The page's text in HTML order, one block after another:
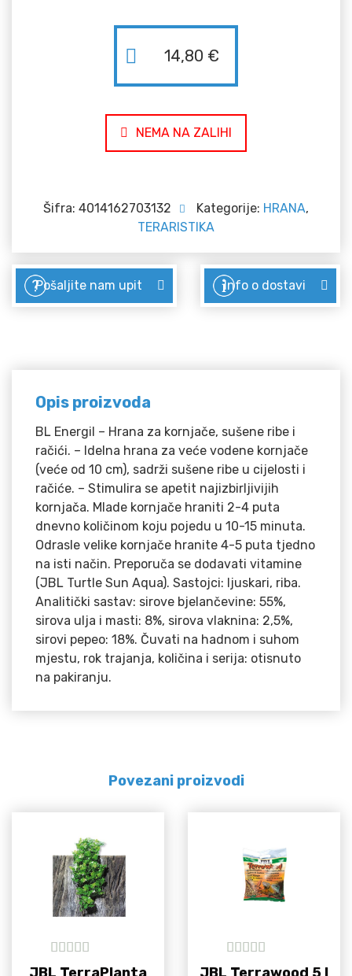
14,80 €
NEMA NA ZALIHI
Šifra: 4014162703132 Kategorije: HRANA,
TERARISTIKA
Pošaljite nam upit Info o dostavi
Opis proizvoda
BL Energil – Hrana za kornjače, sušene ribe i
račići. – Idelna hrana za veće vodene kornjače
(veće od 10 cm), sadrži sušene ribe u cijelosti i
račiće. – Stimulira se apetit najizbirljivijih
kornjača. Mlade kornjače hraniti 2-4 puta
dnevno količinom koju pojedu u 10-15 minuta.
Odrasle velike kornjače hranite 4-5 puta tjedno
na isti način. Preporuča se dodavati vitamine
(JBL Turtle Sun Aqua). Sastojci: ljuskari, riba.
Analitički sastav: sirove bjelančevine: 55%,
sirova ulja i masti: 8%, sirova vlaknina: 2,5%,
sirovi pepeo: 18%. Čuvati na hadnom i suhom
mjestu, rok trajanja, količina i serija: otisnuto
na pakiranju.
Povezani proizvodi
5 out of 5 5out of 5